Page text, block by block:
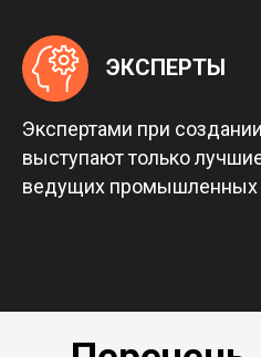
ЭКСПЕРТЫ
Экспертами при
выступают только
ведущих промышленных